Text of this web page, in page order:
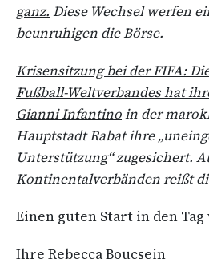
ganz. Diese Wechsel werfen
beunruhigen die Börse.
Krisensitzung bei der FIFA:
Fußball-Weltverbandes hat
Gianni Infantinoin der
Hauptstadt Rabat ihre
Unterstützung“ zugesichert.
Kontinentalverbänden reißt
Einen guten Start in den
Ihre Rebecca Boucsein